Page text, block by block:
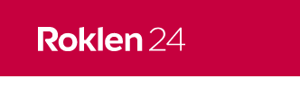
content